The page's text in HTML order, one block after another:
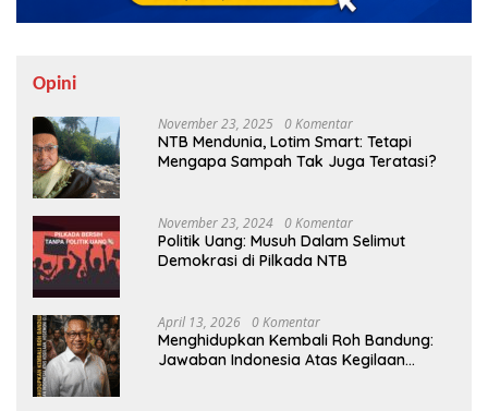
Opini
November 23, 2025 0 Komentar
NTB Mendunia, Lotim Smart: Tetapi
Mengapa Sampah Tak Juga Teratasi?
November 23, 2024 0 Komentar
Politik Uang: Musuh Dalam Selimut
Demokrasi di Pilkada NTB
April 13, 2026 0 Komentar
Menghidupkan Kembali Roh Bandung:
Jawaban Indonesia Atas Kegilaan